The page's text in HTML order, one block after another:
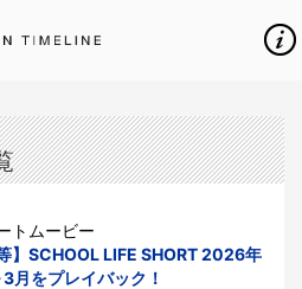
トムービー
等】SCHOOL LIFE SHORT 2026年
月をプレイバック！